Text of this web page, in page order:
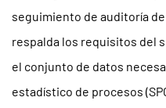
seguimiento de auditoría
respalda los requisitos del
el conjunto de datos
estadístico de procesos